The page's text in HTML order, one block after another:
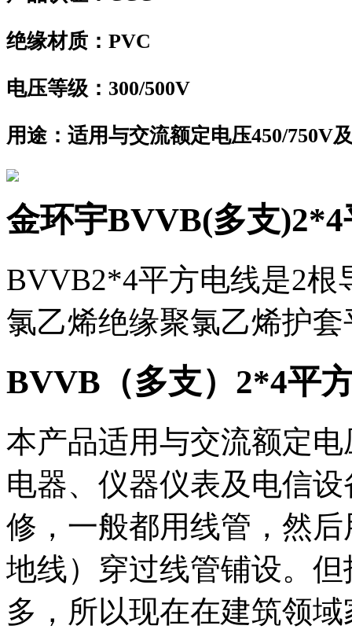
绝缘材质： PVC
电压等级： 300/500V
用途： 适用与交流额定电压450/750V
金环宇BVVB(多支
BVVB2*4平方电线是2根
氯乙烯绝缘聚氯乙烯护
BVVB（多支）2*4平
本产品适用与交流额定
电器、仪器仪表及电信
修，一般都用线管 ，然
地线）穿过线管铺设。
多，所以现在在建筑领